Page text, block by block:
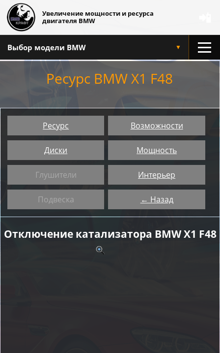
Увеличение мощности и ресурса
двигателя BMW
Выбор модели BMW ▼
Ресурс BMW X1 F48
Ресурс Возможности
Диски Мощность
Глушители Интерьер
Подвеска ← Назад
Отключение катализатора BMW X1 F48